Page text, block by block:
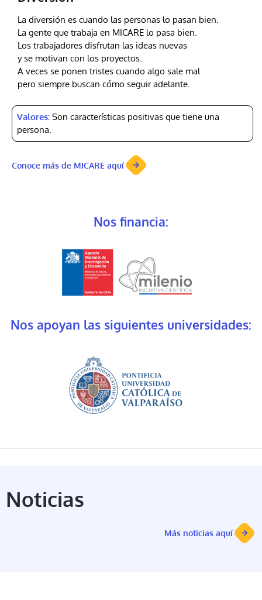
La diversión es cuando las personas lo pasan bien.
La gente que trabaja en MICARE lo pasa bien.
Los trabajadores disfrutan las ideas nuevas
y se motivan con los proyectos.
A veces se ponen tristes cuando algo sale mal
pero siempre buscan cómo seguir adelante.
Valores: Son características positivas que tiene una
persona.
Conoce más de MICARE aquí
Nos financia:
Nos apoyan las siguientes universidades:
Noticias
Más noticias aquí